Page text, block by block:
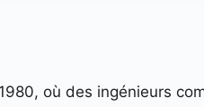
où des ingénieurs